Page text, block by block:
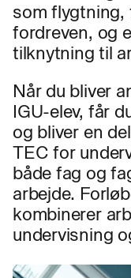
som flygtning,
fordreven, og
tilknytning til
Når du bliver
IGU-elev, får
og bliver en
TEC for
både fag og
arbejde.
kombinerer
undervisning